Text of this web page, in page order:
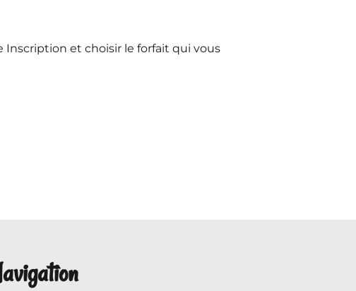
Inscription et choisir le forfait qui vous